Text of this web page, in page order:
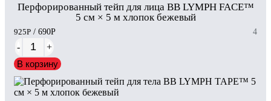
Перфорированный тейп для лица BB LYMPH FACE™
5 см × 5 м хлопок бежевый
925Р / 690Р 4
-
+
В корзину